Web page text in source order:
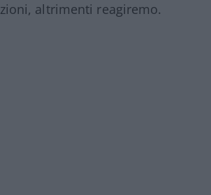
altrimenti reagiremo.